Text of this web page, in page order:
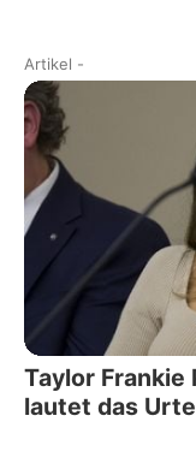
Artikel -
Taylor Frankie
lautet das